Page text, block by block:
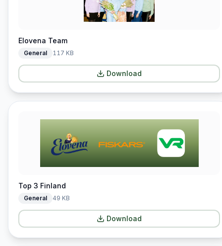
Elovena Team
General 117 KB
Download
Top 3 Finland
General 49 KB
Download